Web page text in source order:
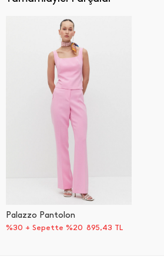
Palazzo Pantolon
%30 + Sepette %20 895,43 TL